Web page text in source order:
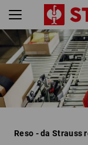
Reso - da